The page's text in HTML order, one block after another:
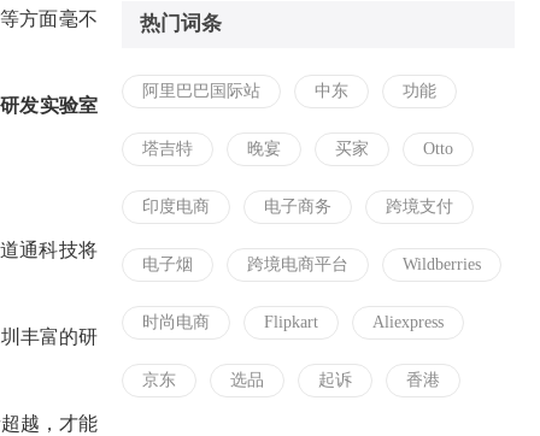
方面毫不
发实验室
通科技将
丰富的研
越，才能
热门词条
阿里巴巴国际站 中东 功能
塔吉特 晚宴 买家 Otto
印度电商 电子商务 跨境支付
电子烟 跨境电商平台 Wildberries
时尚电商 Flipkart Aliexpress
京东 选品 起诉 香港